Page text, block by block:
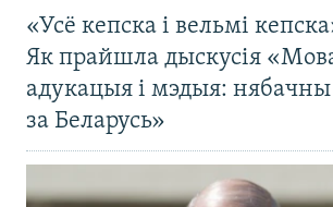
«Усё кепска і вельмі
Як прайшла дыскусія
адукацыя і мэдыя:
за Беларусь»